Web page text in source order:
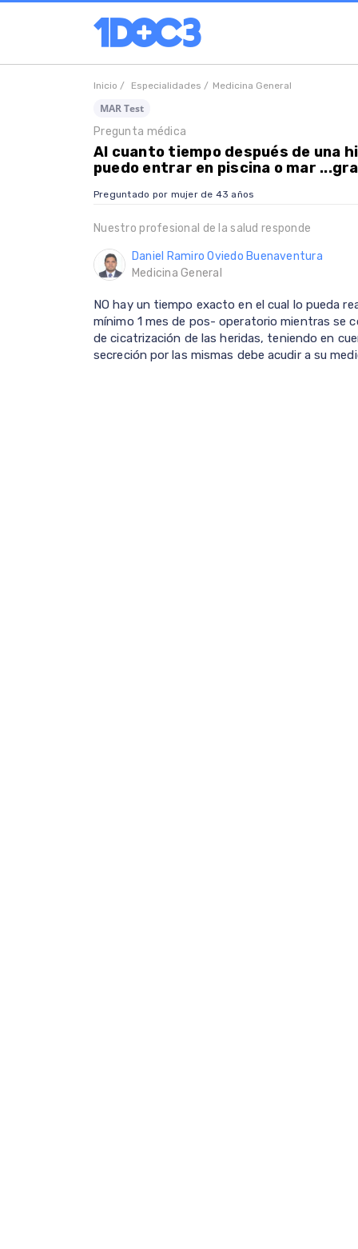
Inicio / Especialidades / Medicina General
MAR Test
Pregunta médica
Al cuanto tiempo después de una
puedo entrar en piscina o mar
Preguntado por mujer de 43 años
Nuestro profesional de la salud responde
Daniel Ramiro Oviedo Buenaventura
Medicina General
NO hay un tiempo exacto en el cual lo pueda
mínimo 1 mes de pos- operatorio mientras se
de cicatrización de las heridas, teniendo en
secreción por las mismas debe acudir a su